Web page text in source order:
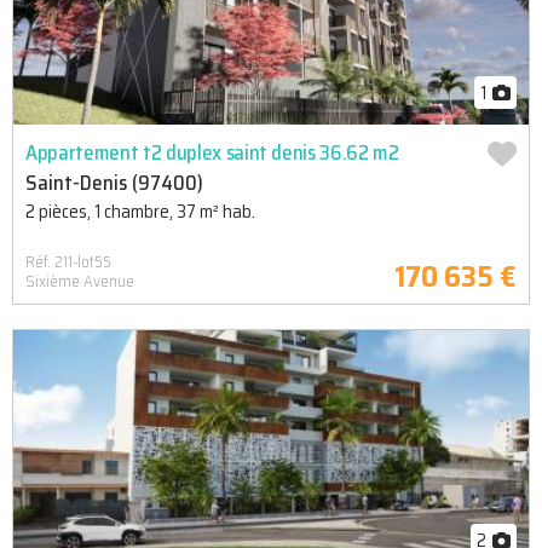
1
Appartement t2 duplex saint denis 36.62 m2
Saint-Denis (97400)
2 pièces, 1 chambre, 37 m² hab.
Réf. 211-lot55
Sixième Avenue 170 635 €
2